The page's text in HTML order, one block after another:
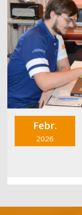
Febr.
2026